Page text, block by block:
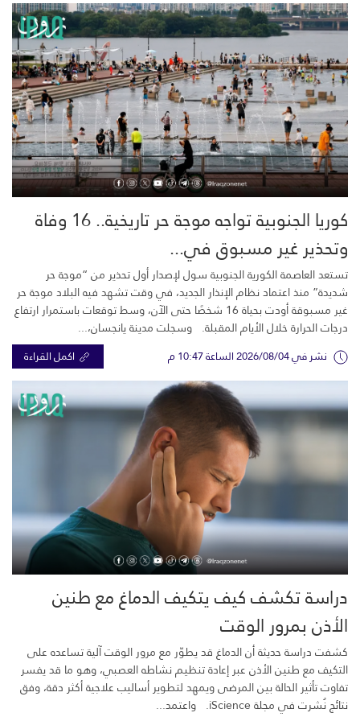
كوريا الجنوبية تواجه موجة حر تاريخية.. 16 وفاة
وتحذير غير مسبوق في...
تستعد العاصمة الكورية الجنوبية سول لإصدار أول تحذير من “موجة حر
شديدة” منذ اعتماد نظام الإنذار الجديد، في وقت تشهد فيه البلاد موجة حر
غير مسبوقة أودت بحياة 16 شخصًا حتى الآن، وسط توقعات باستمرار ارتفاع
درجات الحرارة خلال الأيام المقبلة. وسجلت مدينة يانجسان،...
نشر في 2026/08/04 الساعة 10:47 م اكمل القراءة
دراسة تكشف كيف يتكيف الدماغ مع طنين
الأذن بمرور الوقت
كشفت دراسة حديثة أن الدماغ قد يطوّر مع مرور الوقت آلية تساعده على
التكيف مع طنين الأذن عبر إعادة تنظيم نشاطه العصبي، وهو ما قد يفسر
تفاوت تأثير الحالة بين المرضى ويمهد لتطوير أساليب علاجية أكثر دقة، وفق
نتائج نُشرت في مجلة iScience. واعتمد...